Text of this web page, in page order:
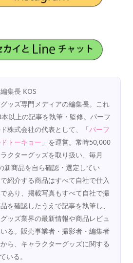
集長 KOS
ッズ専門メディアの編集長。これ
以上の記事を執筆・監修。パーフ
株式会社の代表として、「パーフ
トーキョー 」を運営。常時50,000
クターグッズを取り扱い、毎月
新商品を自ら確認・選定してい
紹介する商品はすべて自社で仕入
あり、掲載写真もすべて自社で撮
を確認したうえで記事を執筆し、
ッズ業界の最新情報や商品レビュ
る。販売事業者・撮影者・編集者
ら、キャラクターグッズに関する
いる。